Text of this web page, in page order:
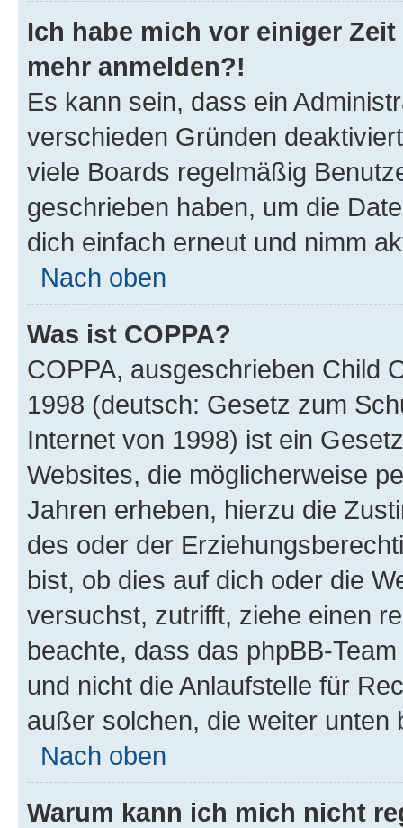
Ich habe mich vor einiger
mehr anmelden?!
Es kann sein, dass ein
verschieden Gründen
viele Boards regelmäßig
geschrieben haben, um die
dich einfach erneut und nimm
Nach oben
Was ist COPPA?
COPPA, ausgeschrieben Child
1998 (deutsch: Gesetz zum
Internet von 1998) ist ein
Websites, die möglicherweise
Jahren erheben, hierzu die
des oder der
bist, ob dies auf dich oder die
versuchst, zutrifft, ziehe einen
beachte, dass das phpBB-
und nicht die Anlaufstelle für
außer solchen, die weiter unten
Nach oben
Warum kann ich mich nicht